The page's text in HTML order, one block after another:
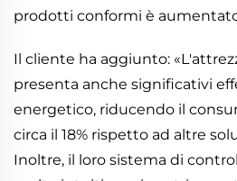
prodotti conformi è aumentato
Il cliente ha aggiunto:
presenta anche significativi
energetico, riducendo il
circa il 18% rispetto ad altre
Inoltre, il loro sistema di